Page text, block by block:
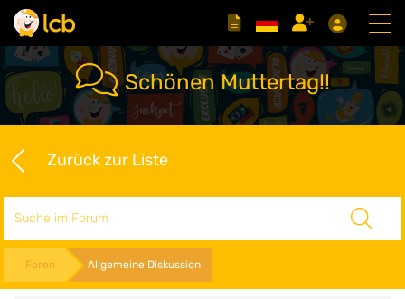
Schönen Muttertag!!
Zurück zur Liste
Foren Allgemeine Diskussion